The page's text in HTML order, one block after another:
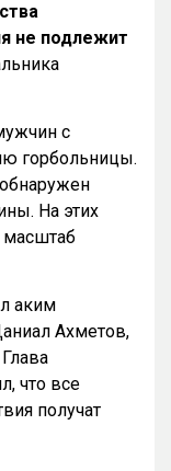
не подлежит
с
горбольницы.
На этих
масштаб
аким
Ахметов,
что все
получат